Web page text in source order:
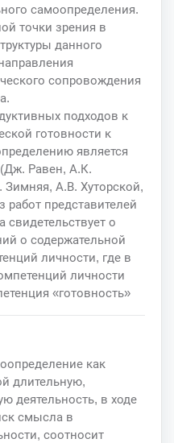
самоопределения.
точки зрения в
данного
сопровождения
подходов к
готовности к
является
Равен, А.К.
А.В. Хуторской,
представителей
свидетельствует о
о содержательной
личности, где в
личности
«готовность»
как
длительную,
деятельность, в ходе
смысла в
соотносит